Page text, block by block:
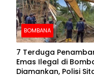
BOMBANA
7 Terduga
Emas Ilegal di
Diamankan, Polisi